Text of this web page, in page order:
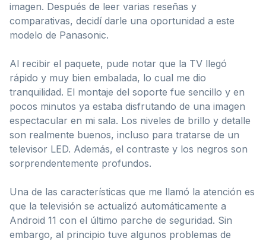
imagen. Después de leer varias reseñas y
comparativas, decidí darle una oportunidad a este
modelo de Panasonic.
Al recibir el paquete, pude notar que la TV llegó
rápido y muy bien embalada, lo cual me dio
tranquilidad. El montaje del soporte fue sencillo y en
pocos minutos ya estaba disfrutando de una imagen
espectacular en mi sala. Los niveles de brillo y detalle
son realmente buenos, incluso para tratarse de un
televisor LED. Además, el contraste y los negros son
sorprendentemente profundos.
Una de las características que me llamó la atención es
que la televisión se actualizó automáticamente a
Android 11 con el último parche de seguridad. Sin
embargo, al principio tuve algunos problemas de